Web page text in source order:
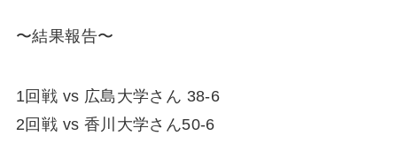
〜結果報告〜
1回戦 vs 広島大学さん 38-6
2回戦 vs 香川大学さん50-6